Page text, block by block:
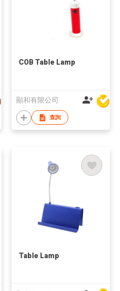
COB Table Lamp
顯和有限公司
查詢
Table Lamp